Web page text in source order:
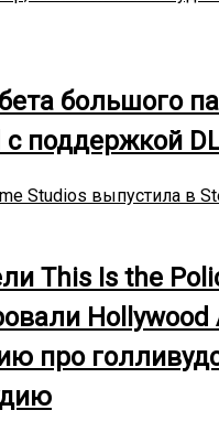
большого
поддержкой
Studios выпустила в
This Is the
про